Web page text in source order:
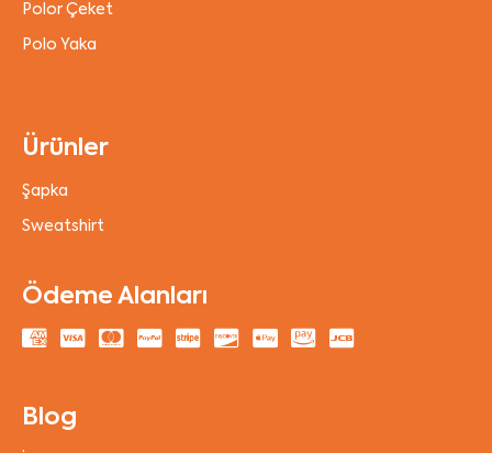
Polor Çeket
Polo Yaka
Ürünler
Şapka
Sweatshirt
Ödeme Alanları
Blog